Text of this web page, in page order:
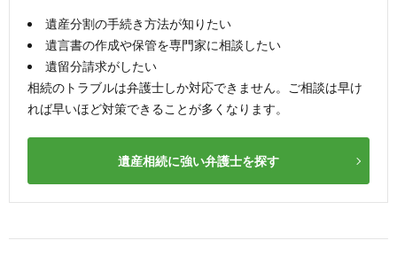
遺産分割の手続き方法が知りたい
遺言書の作成や保管を専門家に相談したい
遺留分請求がしたい
相続のトラブルは弁護士しか対応できません。ご相談は早け
れば早いほど対策できることが多くなります。
遺産相続に強い弁護士を探す